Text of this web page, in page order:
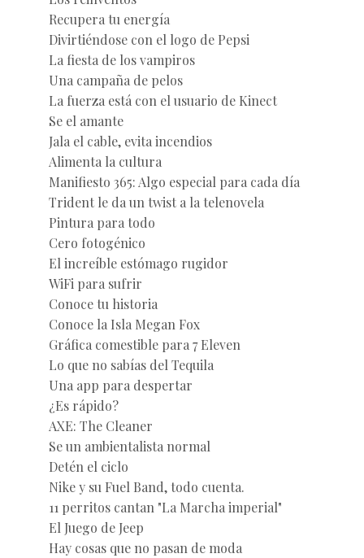
Recupera tu energía
Divirtiéndose con el logo de Pepsi
La fiesta de los vampiros
Una campaña de pelos
La fuerza está con el usuario de Kinect
Se el amante
Jala el cable, evita incendios
Alimenta la cultura
Manifiesto 365: Algo especial para cada día
Trident le da un twist a la telenovela
Pintura para todo
Cero fotogénico
El increíble estómago rugidor
WiFi para sufrir
Conoce tu historia
Conoce la Isla Megan Fox
Gráfica comestible para 7 Eleven
Lo que no sabías del Tequila
Una app para despertar
¿Es rápido?
AXE: The Cleaner
Se un ambientalista normal
Detén el ciclo
Nike y su Fuel Band, todo cuenta.
11 perritos cantan "La Marcha imperial"
El Juego de Jeep
Hay cosas que no pasan de moda